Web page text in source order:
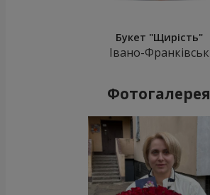
Букет "Щирість"
Івано-Франківськ
Фотогалерея